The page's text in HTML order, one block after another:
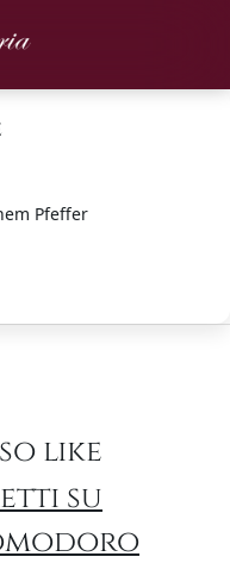
Pfeffer
like
su